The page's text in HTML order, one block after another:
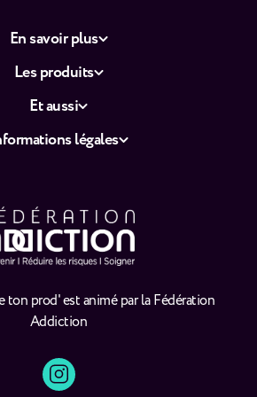
ton prod' est animé par la Fédération
Addiction
En savoir plus
Les produits
Et aussi
légales